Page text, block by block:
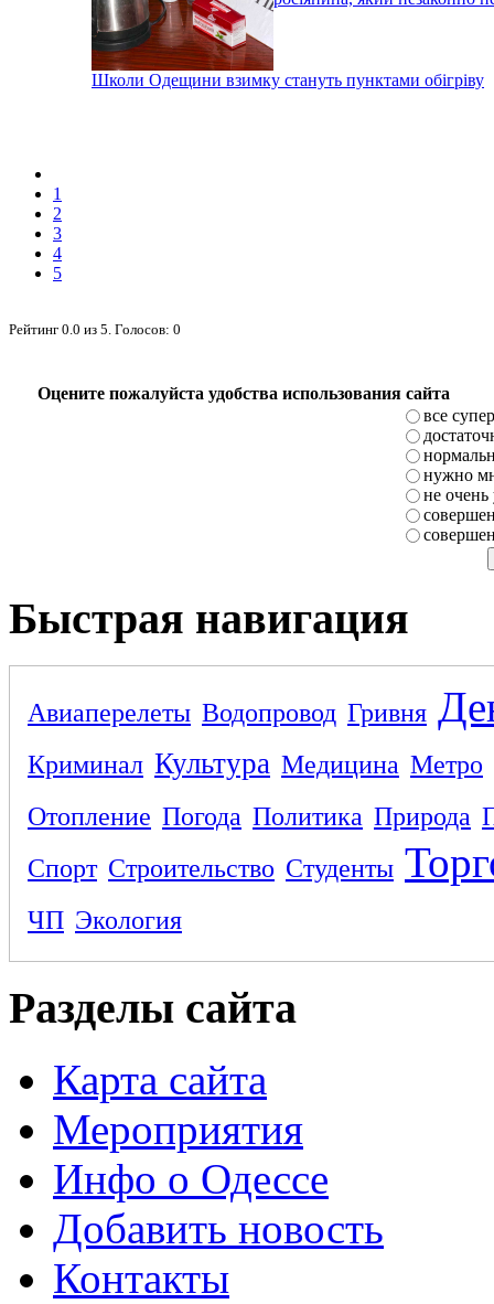
Школи Одещини взимку стануть пунктами обігріву
1
2
3
4
5
Рейтинг 0.0 из 5. Голосов: 0
Оцените пожалуйста удобства использования сайта
все супер
нужно
не очень
Быстрая навигация
Авиаперелеты Водопровод Гривня
Криминал Культура Медицина Метро
Отопление Погода Политика Природа
Спорт Строительство Студенты
ЧП Экология
Разделы сайта
Карта сайта
Мероприятия
Инфо о Одессе
Добавить новость
Контакты